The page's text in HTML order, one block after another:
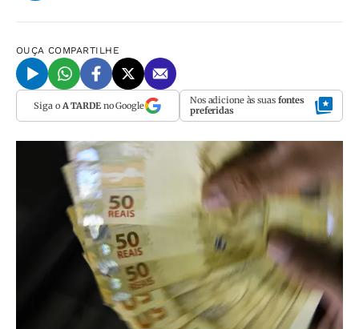
OUÇA COMPARTILHE
Siga o A TARDEno Google Nos adicione às suas fontes
preferidas